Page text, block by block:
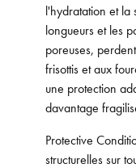
l'hydratation et la
longueurs et les
poreuses,
frisottis et aux
une protection
davantage
Protective
structurelles sur